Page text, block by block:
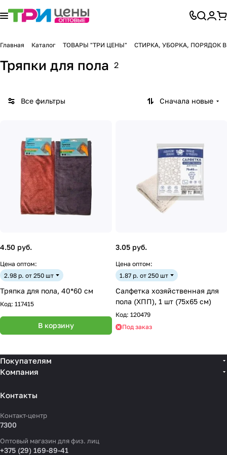
Главная Каталог ТОВАРЫ "ТРИ ЦЕНЫ" СТИРКА, УБОРКА, ПОРЯДОК
Тряпки для пола 2
Все фильтры Сначала новые
4.50 руб.
Цена оптом:
2.98 р. от 250 шт
Тряпка для пола, 40*60 см
Код: 117415
В корзину
3.05 руб.
Цена оптом:
1.87 р. от 250 шт
Салфетка хозяйственная для
пола (ХПП), 1 шт (75х65 см)
Код: 120479
Под заказ
Покупателям
Компания
Контакты
Контакт-центр
7300
Оптовый магазин для физ. лиц
+375 (29) 169-89-41